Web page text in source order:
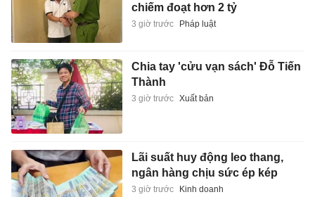
chiếm đoạt hơn 2 tỷ
3 giờ trước Pháp luật
Chia tay 'cửu vạn sách' Đỗ Tiến
Thành
3 giờ trước Xuất bản
Lãi suất huy động leo thang,
ngân hàng chịu sức ép kép
3 giờ trước Kinh doanh